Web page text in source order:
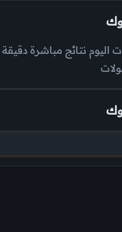
نتائج مباشرة